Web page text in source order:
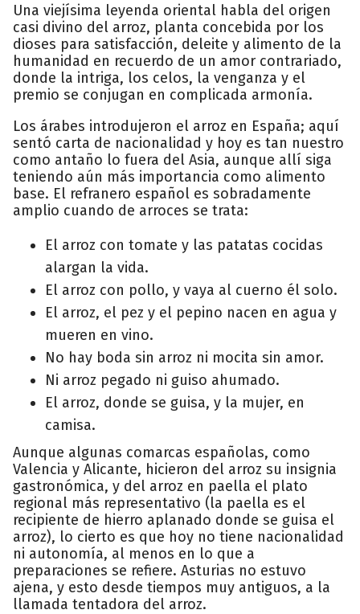
Una viejísima leyenda oriental habla del origen
casi divino del arroz, planta concebida por los
dioses para satisfacción, deleite y alimento de la
humanidad en recuerdo de un amor contrariado,
donde la intriga, los celos, la venganza y el
premio se conjugan en complicada armonía.
Los árabes introdujeron el arroz en España; aquí
sentó carta de nacionalidad y hoy es tan nuestro
como antaño lo fuera del Asia, aunque allí siga
teniendo aún más importancia como alimento
base. El refranero español es sobradamente
amplio cuando de arroces se trata:
El arroz con tomate y las patatas cocidas
alargan la vida.
El arroz con pollo, y vaya al cuerno él solo.
El arroz, el pez y el pepino nacen en agua y
mueren en vino.
No hay boda sin arroz ni mocita sin amor.
Ni arroz pegado ni guiso ahumado.
El arroz, donde se guisa, y la mujer, en
camisa.
Aunque algunas comarcas españolas, como
Valencia y Alicante, hicieron del arroz su insignia
gastronómica, y del arroz en paella el plato
regional más representativo (la paella es el
recipiente de hierro aplanado donde se guisa el
arroz), lo cierto es que hoy no tiene nacionalidad
ni autonomía, al menos en lo que a
preparaciones se refiere. Asturias no estuvo
ajena, y esto desde tiempos muy antiguos, a la
llamada tentadora del arroz.